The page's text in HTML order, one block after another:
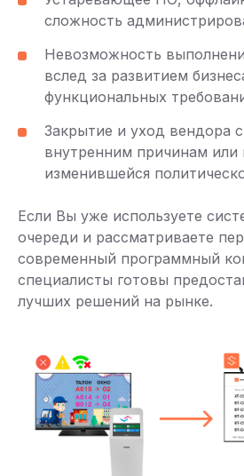
сложность
Невозможность
вслед за развитием
функциональных
Закрытие и уход вендора
внутренним причинам или
изменившейся
Если Вы уже используете
очереди и рассматриваете
современный программный
специалисты готовы
лучших решений на рынке.